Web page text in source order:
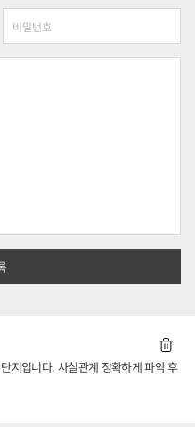
지입니다. 사실관계 정확하게 파악 후